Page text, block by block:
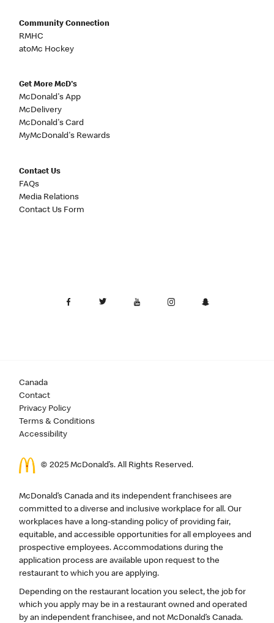
Community Connection
RMHC
atoMc Hockey
Get More McD's
McDonald's App
McDelivery
McDonald's Card
MyMcDonald's Rewards
Contact Us
FAQs
Media Relations
Contact Us Form
Canada
Contact
Privacy Policy
Terms & Conditions
Accessibility
© 2025 McDonald’s. All Rights Reserved.
McDonald’s Canada and its independent franchisees are
committed to a diverse and inclusive workplace for all. Our
workplaces have a long-standing policy of providing fair,
equitable, and accessible opportunities for all employees and
prospective employees. Accommodations during the
application process are available upon request to the
restaurant to which you are applying.
Depending on the restaurant location you select, the job for
which you apply may be in a restaurant owned and operated
by an independent franchisee, and not McDonald’s Canada.